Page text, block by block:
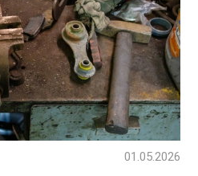
01.05.2026